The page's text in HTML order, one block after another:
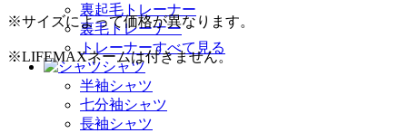
裏起毛トレーナー
裏毛トレーナー
トレーナーすべて見る
シャツ
半袖シャツ
七分袖シャツ
長袖シャツ
※サイズによって価格が異なります。
※LIFEMAXネームは付きません。